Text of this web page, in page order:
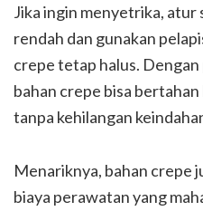
Jika ingin menyetrika, atur
rendah dan gunakan
crepe tetap halus.
bahan crepe bisa
tanpa kehilangan
Menariknya, bahan crepe
biaya perawatan yang